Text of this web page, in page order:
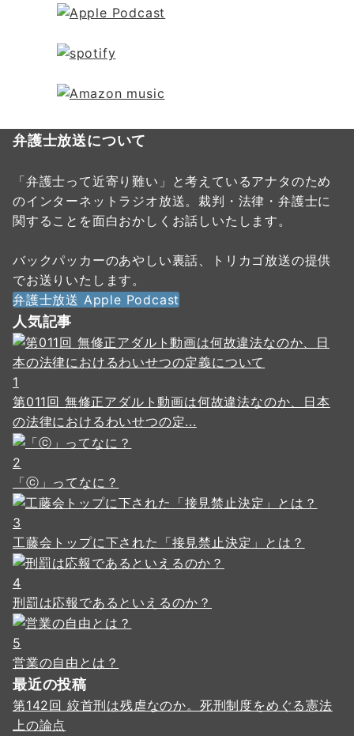
弁護士放送について
「弁護士って近寄り難い」と考えているアナタのため
のインターネットラジオ放送。裁判・法律・弁護士に
関することを面白おかしくお話しいたします。
バックパッカーのあやしい裏話、トリカゴ放送の提供
でお送りいたします。
弁護士放送 Apple Podcast
人気記事
1
第011回 無修正アダルト動画は何故違法なのか、日本
の法律におけるわいせつの定...
2
「ⓒ」ってなに？
3
工藤会トップに下された「接見禁止決定」とは？
4
刑罰は応報であるといえるのか？
5
営業の自由とは？
最近の投稿
第142回 絞首刑は残虐なのか。死刑制度をめぐる憲法
上の論点